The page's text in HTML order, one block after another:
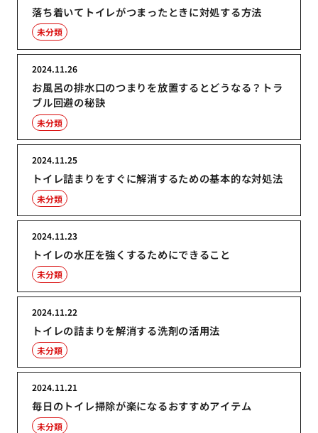
落ち着いてトイレがつまったときに対処する方法
未分類
お風呂の排水口のつまりを放置するとどうなる？トラ
ブル回避の秘訣
2024.11.26
未分類
トイレ詰まりをすぐに解消するための基本的な対処法
2024.11.25
未分類
トイレの水圧を強くするためにできること
2024.11.23
未分類
トイレの詰まりを解消する洗剤の活用法
2024.11.22
未分類
毎日のトイレ掃除が楽になるおすすめアイテム
2024.11.21
未分類